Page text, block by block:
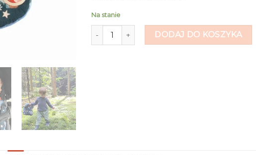
Na stanie
ilość Podumisia DODAJ DO KOSZYKA